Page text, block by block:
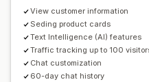
カスタマイズ
色とフォント 絵文字とスタンプ
ウェルカムメッセージ チャッ
チャットの割り当て
View customer information
Seding product cards
Text Intelligence (AI) features
Traffic tracking up to 100
Chat customization
60-day chat history